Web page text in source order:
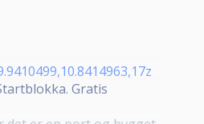
Gratis